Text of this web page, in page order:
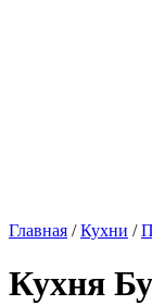
Главная /Кухни /
Кухня